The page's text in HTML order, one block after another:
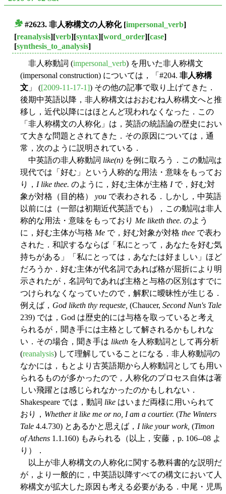
#2623. 非人称構文の人称化[impersonal_verb]
[reanalysis][verb][syntax][word_order][case]
[synthesis_to_analysis]
非人称動詞 (impersonal_verb) を用いた非人称構文
(impersonal construction) については，「#204. 非人称構
文 」 ([2009-11-17-1]) その他の記事で取り上げてきた．
後期中英語以降，非人称構文はおおむね人称構文へと推
移し，近代以降にはほとんど現われなくなった．この
「非人称構文の人称化」は，英語の統語論の歴史におい
て大きな問題とされてきた．その原因については，通
常，次のように説明されている．
中英語の非人称動詞 like(n) を例に取ろう．この動詞は
現代では「好む」という人称的な用法・意味をもってお
り， I like thee. のように，好む主体が主格 Iで，好む対
象が対格（目的格） you で表わされる．しかし，中英語
以前には（一部は初期近代英語でも），この動詞は非人
称的な用法・意味をもっており Me liketh thee. のよう
に，好む主体が与格 Me で，好む対象が対格 thee で表わ
された．和訳するならば「私にとって，あなたを好む気
持ちがある」「私にとっては，あなたは好ましい」ほど
だろうか．好む主体が代名詞であれば格が屈折により明
示されたが，名詞句であれば主格と与格の区別はすでに
つけられなくなっていたので，解釈に曖昧性が生じる．
例えば， God liketh thy requeste, (Chaucer, Second Nun's Tale
239) では，God は歴史的には与格を取っていると考え
られるが，聞き手には主格として解されるかもしれな
い．その場合，聞き手は liketh を人称動詞として再分析
(reanalysis) して理解していることになる．非人称動詞の
なかには，もとより古英語期から人称動詞としても用い
られるものが多かったので，人称化のプロセス自体は著
しい飛躍とは感じられなかったのかもしれない．
Shakespeare では，動詞 like はいまだ両様に用いられて
おり， Whether it like me or no, I am a courtier. (The Winters
Tale 4.4.730) とあるかと思えば， I like your work, (Timon
of Athens 1.1.160) もみられる（以上，安藤，p. 106--08 よ
り）．
以上が非人称構文の人称化に関する教科書的な説明だ
が，より一般的に，中英語以降すべての構文において人
称構文が拡大した原因も考える必要がある．中尾・児馬